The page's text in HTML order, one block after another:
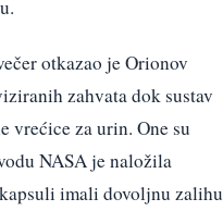
otkazao je Orionov
zahvata dok sustav
vrećice za urin. One su
NASA je naložila
imali dovoljnu zalihu